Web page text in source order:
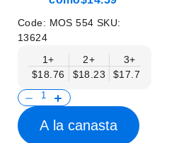
Code: MOS 554 SKU:
13624
1+
$18.76
2+
$18.23
3+
$17.71
A la canasta